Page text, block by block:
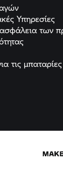
Υπηρεσίες
ασφάλεια των
τις μπαταρίες